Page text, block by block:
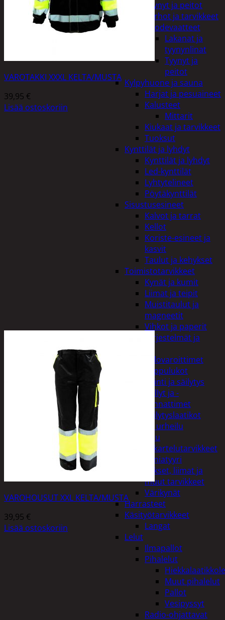
Tyynyt ja peitot
Verhot ja tarvikkeet
Vuodevaatteet
Lakanat ja
tyynynlinat
Tyynyt ja
peitot
Kylpyhuone ja sauna
Harjat ja pesuaineet
Kalusteet
Mittarit
Kiukaat ja tarvikkeet
Tuoksut
Kynttilät ja lyhdyt
Kynttilät ja lyhdyt
Led-kynttilät
Lyhtytelineet
Pöytäkynttilät
Sisustusesineet
Kalvot ja tarrat
Kellot
Koriste-esineet ja
kasvit
Taulut ja kehykset
Toimistotarvikkeet
Kynät ja kumit
Liimat ja teipit
Muistitaulut ja
magneetit
Vihkot ja paperit
Turvajärjestelmät ja
Palovaroittimet
Riippulukot
Varastointi ja säilytys
Hyllyt ja -
kannattimet
Säilytyslaatikot
Vapaa-aika ja urheilu
Askartelu
Askartelutarvikkeet
Miniatyyri
Sakset, liimat ja
muut tarvikkeet
Värikynät
Harrasteet
Käsityötarvikkeet
Langat
Lelut
Ilmapallot
Pihalelut
Muut pihalelut
Pallot
Vesipyssyt
Radio-ohjattavat
VAROTAKKI XXXL KELTA/MUSTA
39,95 €
Lisää ostoskoriin
VAROHOUSUT XXL KELTA/MUSTA
39,95 €
Lisää ostoskoriin